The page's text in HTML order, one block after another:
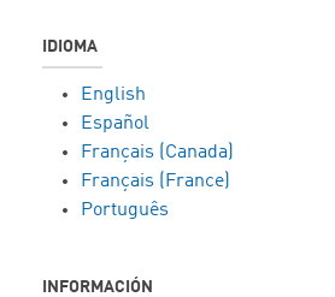
IDIOMA
English
Español
Français (Canada)
Français (France)
Português
INFORMACIÓN